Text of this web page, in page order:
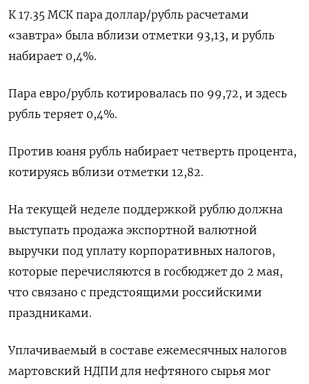
К 17.35 МСК пара доллар/рубль расчетами
«завтра» была вблизи отметки 93,13, и рубль
набирает 0,4%.
Пара евро/рубль котировалась по 99,72, и здесь
рубль теряет 0,4%.
Против юаня рубль набирает четверть процента,
котируясь вблизи отметки 12,82.
На текущей неделе поддержкой рублю должна
выступать продажа экспортной валютной
выручки под уплату корпоративных налогов,
которые перечисляются в госбюджет до 2 мая,
что связано с предстоящими российскими
праздниками.
Уплачиваемый в составе ежемесячных налогов
мартовский НДПИ для нефтяного сырья мог